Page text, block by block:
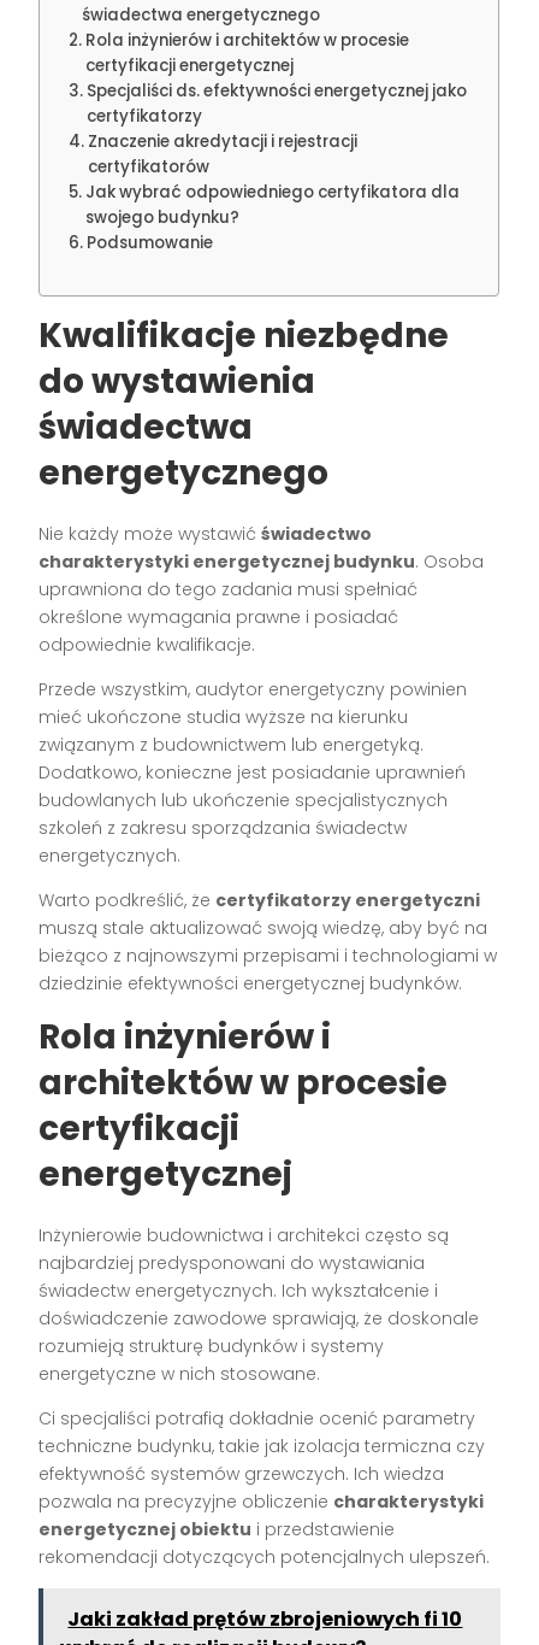
świadectwa energetycznego
Rola inżynierów i architektów w procesie
certyfikacji energetycznej
Specjaliści ds. efektywności energetycznej jako
certyfikatorzy
Znaczenie akredytacji i rejestracji
certyfikatorów
Jak wybrać odpowiedniego certyfikatora dla
swojego budynku?
Podsumowanie
Kwalifikacje niezbędne
do wystawienia
świadectwa
energetycznego
Nie każdy może wystawićświadectwo
charakterystyki energetycznej budynku. Osoba
uprawniona do tego zadania musi spełniać
określone wymagania prawne i posiadać
odpowiednie kwalifikacje.
Przede wszystkim, audytor energetyczny powinien
mieć ukończone studia wyższe na kierunku
związanym z budownictwem lub energetyką.
Dodatkowo, konieczne jest posiadanie uprawnień
budowlanych lub ukończenie specjalistycznych
szkoleń z zakresu sporządzania świadectw
energetycznych.
Warto podkreślić, że certyfikatorzy energetyczni
muszą stale aktualizować swoją wiedzę, aby być na
bieżąco z najnowszymi przepisami i technologiami w
dziedzinie efektywności energetycznej budynków.
Rola inżynierów i
architektów w procesie
certyfikacji
energetycznej
Inżynierowie budownictwa i architekci często są
najbardziej predysponowani do wystawiania
świadectw energetycznych. Ich wykształcenie i
doświadczenie zawodowe sprawiają, że doskonale
rozumieją strukturę budynków i systemy
energetyczne w nich stosowane.
Ci specjaliści potrafią dokładnie ocenić parametry
techniczne budynku, takie jak izolacja termiczna czy
efektywność systemów grzewczych. Ich wiedza
pozwala na precyzyjne obliczenie charakterystyki
energetycznej obiektu i przedstawienie
rekomendacji dotyczących potencjalnych ulepszeń.
Jaki zakład prętów zbrojeniowych fi 10